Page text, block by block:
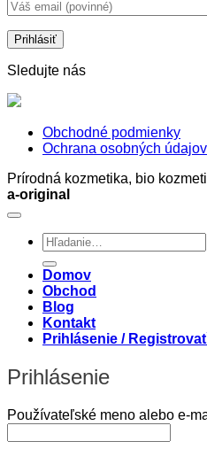
Sledujte nás
Obchodné podmienky
Ochrana osobných údajov
Prírodná kozmetika, bio
a-original
Hľadať:
Domov
Obchod
Blog
Kontakt
Prihlásenie /
Prihlásenie
Používateľské meno alebo e-